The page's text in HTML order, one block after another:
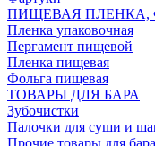
ПИЩЕВАЯ ПЛЕНКА,
Пленка упаковочная
Пергамент пищевой
Пленка пищевая
Фольга пищевая
ТОВАРЫ ДЛЯ БАРА
Зубочистки
Палочки для суши и
Прочие товары для бара